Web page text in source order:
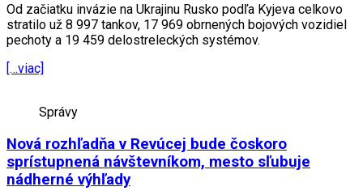
Od začiatku invázie na Ukrajinu Rusko podľa Kyjeva celkovo
stratilo už 8 997 tankov, 17 969 obrnených bojových vozidiel
pechoty a 19 459 delostreleckých systémov.
[…viac]
Správy
Nová rozhľadňa v Revúcej bude čoskoro
sprístupnená návštevníkom, mesto sľubuje
nádherné výhľady